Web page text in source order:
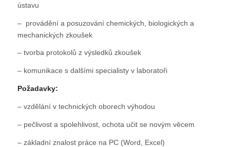
ústavu
– provádění a posuzování chemických, biologických a
mechanických zkoušek
– tvorba protokolů z výsledků zkoušek
– komunikace s dalšími specialisty v laboratoři
Požadavky:
– vzdělání v technických oborech výhodou
– pečlivost a spolehlivost, ochota učit se novým věcem
– základní znalost práce na PC (Word, Excel)